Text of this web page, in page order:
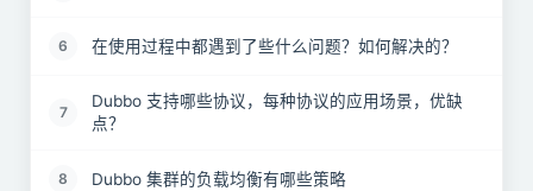
6 在使用过程中都遇到了些什么问题？如何解决的？
7
Dubbo 支持哪些协议，每种协议的应用场景，优缺
点？
8 Dubbo 集群的负载均衡有哪些策略